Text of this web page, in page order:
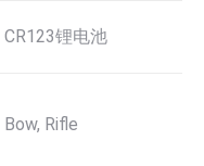
CR123锂电池
Bow, Rifle